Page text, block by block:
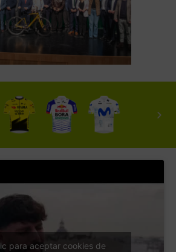
Presentació
n
para aceptar cookies de